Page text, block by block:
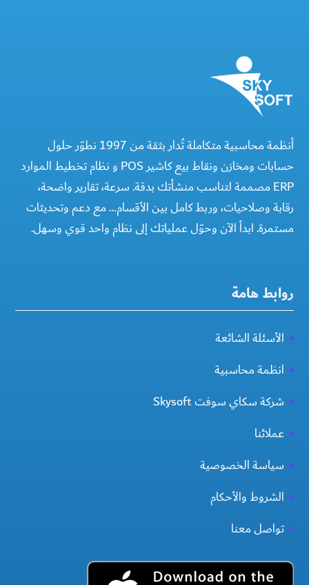
أنظمة محاسبية متكاملة تُدار بثقة من 1997 نطوّر حلول
حسابات ومخازن ونقاط بيع كاشير POS و نظام تخطيط الموارد
ERP مصممة لتناسب منشأتك بدقة. سرعة، تقارير واضحة،
رقابة وصلاحيات، وربط كامل بين الأقسام… مع دعم وتحديثات
مستمرة. ابدأ الآن وحوّل عملياتك إلى نظام واحد قوي وسهل.
روابط هامة
الأسئلة الشائعة
انظمة محاسبية
شركة سكاي سوفت Skysoft
عملائنا
سياسة الخصوصية
الشروط والأحكام
تواصل معنا